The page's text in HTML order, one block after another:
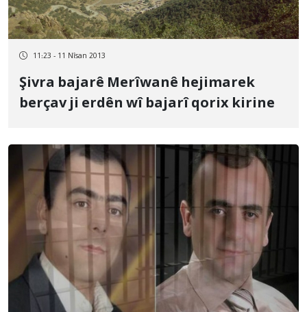
11:23 - 11 Nîsan 2013
Şivra bajarê Merîwanê hejimarek
berçav ji erdên wî bajarî qorix kirine